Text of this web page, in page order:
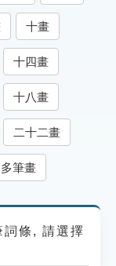
十畫
十四畫
十八畫
二十二畫
筆畫
詞條, 請選擇